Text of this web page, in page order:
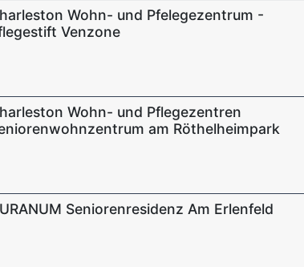
Wohn- und Pfelegezentrum -
Venzone
Wohn- und Pflegezentren
am Röthelheimpark
Seniorenresidenz Am Erlenfeld